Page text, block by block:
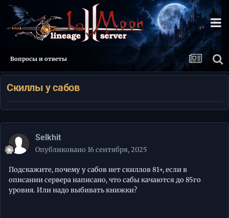
Вопросы и ответы
Скиллы у сабов
Selkhit
Опубликовано 16 сентября, 2025
Подскажите, почему у сабов нет скиллов 81+, если в
описании сервера написано, что сабы качаются до 85го
уровня. Или надо выбивать книжки?